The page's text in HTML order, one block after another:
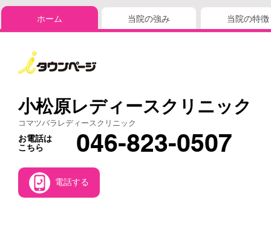
ホーム 当院の強み 当院の特徴
小松原レディースクリニック
コマツバラレディースクリニック
お電話は
こちら
046-823-0507
電話する